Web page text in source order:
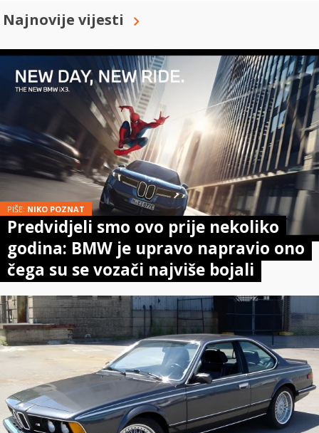
Najnovije vijesti
PIŠE: NIKO POZNAT
Predvidjeli smo ovo prije nekoliko
godina: BMW je upravo napravio ono
čega su se vozači najviše bojali